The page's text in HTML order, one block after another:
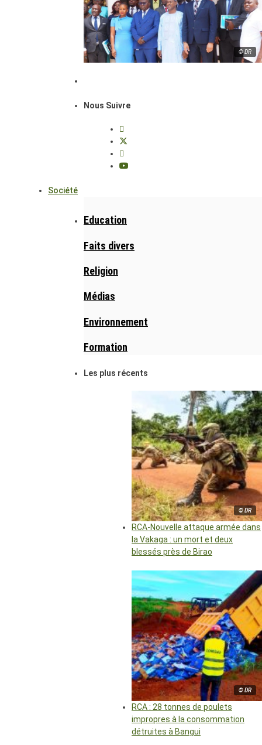
© DR
Nous Suivre
Société
Education
Faits divers
Religion
Médias
Environnement
Formation
Les plus récents
© DR
RCA-Nouvelle attaque armée dans
la Vakaga : un mort et deux
blessés près de Birao
© DR
RCA : 28 tonnes de poulets
impropres à la consommation
détruites à Bangui